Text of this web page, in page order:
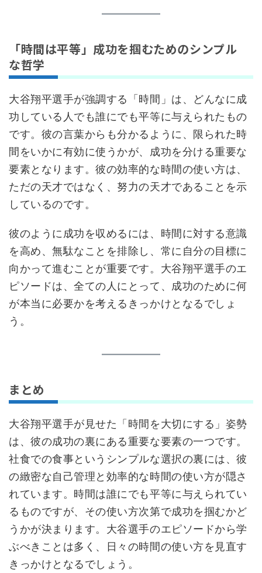
「時間は平等」成功を掴むためのシンプル
な哲学
大谷翔平選手が強調する「時間」は、どんなに成
功している人でも誰にでも平等に与えられたもの
です。彼の言葉からも分かるように、限られた時
間をいかに有効に使うかが、成功を分ける重要な
要素となります。彼の効率的な時間の使い方は、
ただの天才ではなく、努力の天才であることを示
しているのです。
彼のように成功を収めるには、時間に対する意識
を高め、無駄なことを排除し、常に自分の目標に
向かって進むことが重要です。大谷翔平選手のエ
ピソードは、全ての人にとって、成功のために何
が本当に必要かを考えるきっかけとなるでしょ
う。
まとめ
大谷翔平選手が見せた「時間を大切にする」姿勢
は、彼の成功の裏にある重要な要素の一つです。
社食での食事というシンプルな選択の裏には、彼
の緻密な自己管理と効率的な時間の使い方が隠さ
れています。時間は誰にでも平等に与えられてい
るものですが、その使い方次第で成功を掴むかど
うかが決まります。大谷選手のエピソードから学
ぶべきことは多く、日々の時間の使い方を見直す
きっかけとなるでしょう。